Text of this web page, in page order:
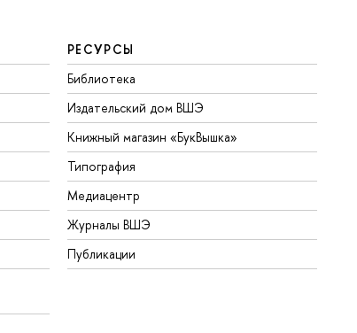
РЕСУРСЫ
Библиотека
Издательский дом ВШЭ
Книжный магазин «БукВышка»
Типография
Медиацентр
Журналы ВШЭ
Публикации